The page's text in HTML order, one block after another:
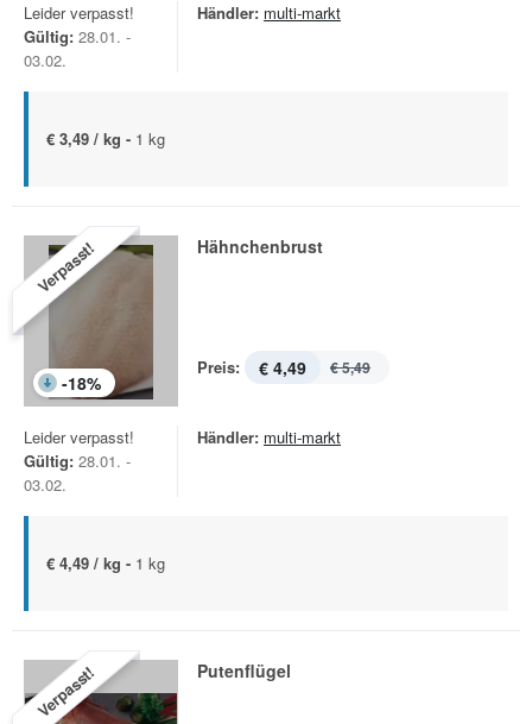
Leider verpasst!
Gültig: 28.01. -
03.02.
Händler: multi-markt
€ 3,49 / kg - 1 kg
Verpasst!
-18%
Hähnchenbrust
Preis: € 4,49 € 5,49
Leider verpasst!
Gültig: 28.01. -
03.02.
Händler: multi-markt
€ 4,49 / kg - 1 kg
Verpasst! Putenflügel